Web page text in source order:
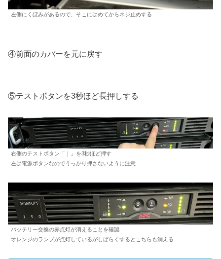
左側にくぼみがあるので、そこにはめてからネジ止めする
④前面のカバーを元に戻す
⑤テストボタンを3秒ほど長押しする
右側のテストボタン「｜」を3秒ほど押す
左は電源ボタンなのでうっかり押さないように注意
バッテリー交換の赤点灯が消えることを確認
オレンジのランプが点灯しているがしばらくするとこちらも消える